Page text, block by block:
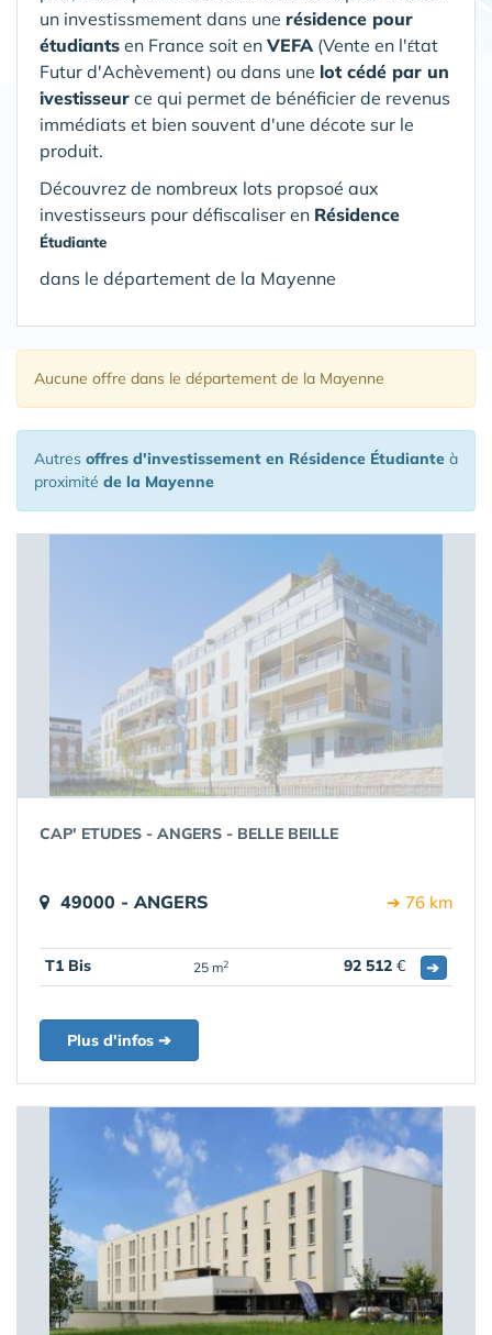
un investissmement dans une résidence pour
étudiants en France soit en VEFA (Vente en l'État
Futur d'Achèvement) ou dans une lot cédé par un
ivestisseur ce qui permet de bénéficier de revenus
immédiats et bien souvent d'une décote sur le
produit.
Découvrez de nombreux lots propsoé aux
investisseurs pour défiscaliser en Résidence
Étudiante
dans le département de la Mayenne
Aucune offre dans le département de la Mayenne
Autres offres d'investissement en Résidence Étudiante à
proximité de la Mayenne
CAP' ETUDES - ANGERS - BELLE BEILLE
49000 - ANGERS ➔ 76 km
T1 Bis 25 m2 92 512 € ➔
Plus d'infos ➔